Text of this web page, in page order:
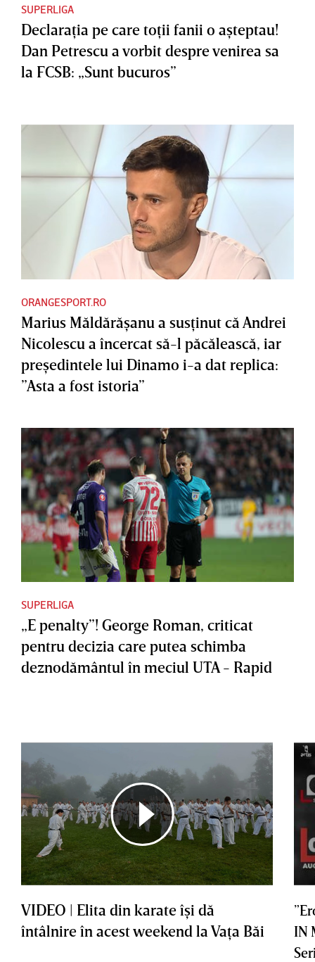
SUPERLIGA
Declaraţia pe care toţii fanii o aşteptau!
Dan Petrescu a vorbit despre venirea sa
la FCSB: „Sunt bucuros”
ORANGESPORT.RO
Marius Măldărăşanu a susţinut că Andrei
Nicolescu a încercat să-l păcălească, iar
preşedintele lui Dinamo i-a dat replica:
”Asta a fost istoria”
SUPERLIGA
„E penalty”! George Roman, criticat
pentru decizia care putea schimba
deznodământul în meciul UTA - Rapid
VIDEO | Elita din karate îşi dă
întâlnire în acest weekend la Vaţa Băi
IN